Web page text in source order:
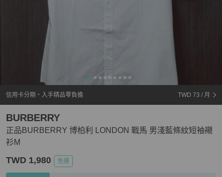
信用卡分期・入手精品零負擔 TWD 73 / 月
正品BURBERRY 博柏利 LONDON 戰馬 男淺藍條紋短袖襯
衫M
BURBERRY
TWD 1,980 免運